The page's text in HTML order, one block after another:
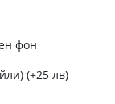
фон
(+25 лв)